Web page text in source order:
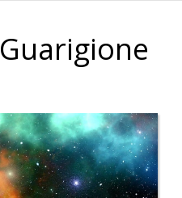
Guarigione